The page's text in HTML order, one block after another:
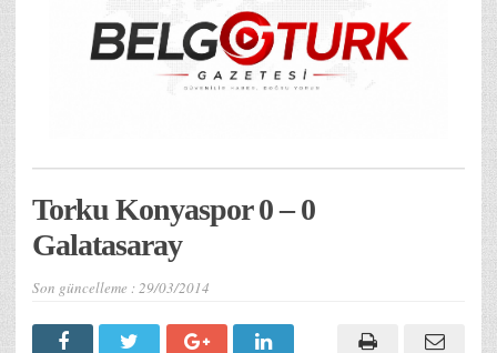
Torku Konyaspor 0 – 0
Galatasaray
Son güncelleme :29/03/2014